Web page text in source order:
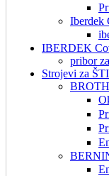
Iberdek
IBERDEK
pribor
Strojevi za